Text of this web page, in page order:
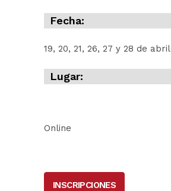
Fecha:
19, 20, 21, 26, 27 y 28 de abril
Lugar:
Online
INSCRIPCIONES